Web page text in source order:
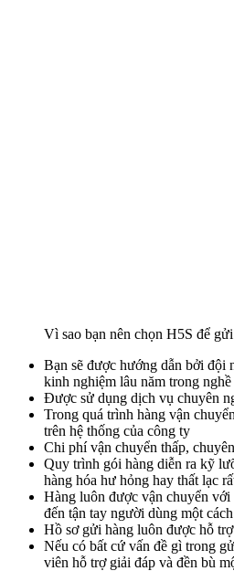
Vì sao bạn nên chọn H5S để
Bạn sẽ được hướng dẫn bởi đội
kinh nghiệm lâu năm trong nghề
Được sử dụng dịch vụ chuyên
Trong quá trình hàng vận
trên hệ thống của công ty
Chi phí vận chuyển thấp,
Quy trình gói hàng diễn ra kỹ
hàng hóa hư hỏng hay thất lạc
Hàng luôn được vận chuyển
đến tận tay người dùng một
Hồ sơ gửi hàng luôn được hỗ
Nếu có bất cứ vấn đề gì trong
viên hỗ trợ giải đáp và đền bù